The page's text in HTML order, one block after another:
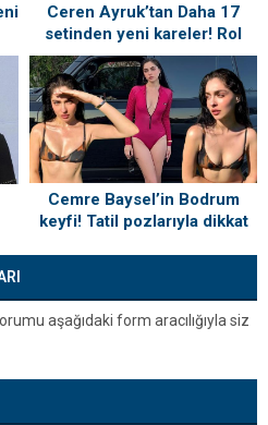
Ceren Ayruk’tan Daha 17
setinden yeni kareler! Rol
arkadaşından yorum
gecikmedi
Cemre Baysel’in Bodrum
keyfi! Tatil pozlarıyla dikkat
aşağıdaki form aracılığıyla siz